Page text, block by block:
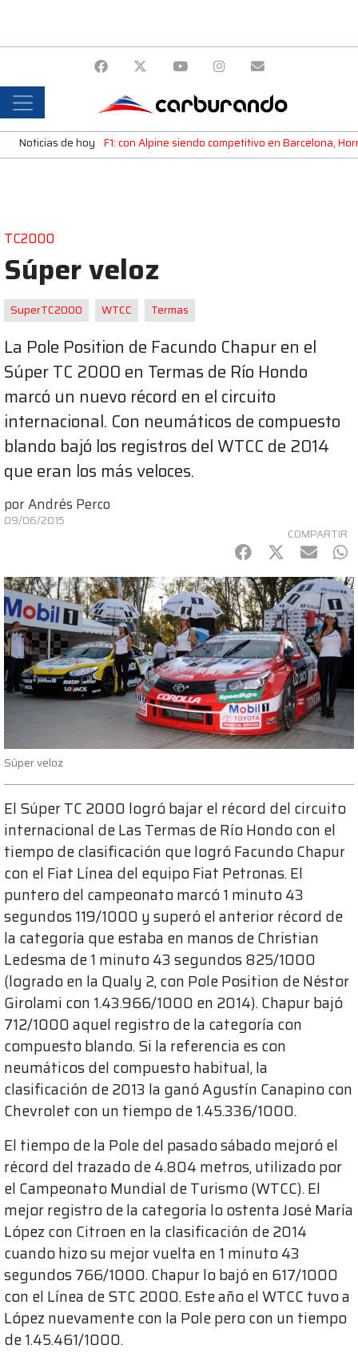
Noticias de hoy F1: con Alpine siendo competitivo en Barcelona,
TC2000
Súper veloz
SuperTC2000 WTCC Termas
La Pole Position de Facundo Chapur en el
Súper TC 2000 en Termas de Río Hondo
marcó un nuevo récord en el circuito
internacional. Con neumáticos de compuesto
blando bajó los registros del WTCC de 2014
que eran los más veloces.
porAndrés Perco
09/06/2015
COMPARTIR
Facebook
Twitter
mail
Súper veloz
El Súper TC 2000 logró bajar el récord del circuito
internacional de Las Termas de Río Hondo con el
tiempo de clasificación que logró Facundo Chapur
con el Fiat Línea del equipo Fiat Petronas. El
puntero del campeonato marcó 1 minuto 43
segundos 119/1000 y superó el anterior récord de
la categoría que estaba en manos de Christian
Ledesma de 1 minuto 43 segundos 825/1000
(logrado en la Qualy 2, con Pole Position de Néstor
Girolami con 1.43.966/1000 en 2014). Chapur bajó
712/1000 aquel registro de la categoría con
compuesto blando. Si la referencia es con
neumáticos del compuesto habitual, la
clasificación de 2013 la ganó Agustín Canapino con
Chevrolet con un tiempo de 1.45.336/1000.
El tiempo de la Pole del pasado sábado mejoró el
récord del trazado de 4.804 metros, utilizado por
el Campeonato Mundial de Turismo (WTCC). El
mejor registro de la categoría lo ostenta José María
López con Citroen en la clasificación de 2014
cuando hizo su mejor vuelta en 1 minuto 43
segundos 766/1000. Chapur lo bajó en 617/1000
con el Línea de STC 2000. Este año el WTCC tuvo a
López nuevamente con la Pole pero con un tiempo
de 1.45.461/1000.